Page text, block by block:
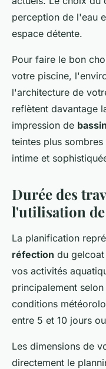
perception de l'eau
espace détente.
Pour faire le bon
votre piscine,
l'architecture de
reflètent davantage
impression de
teintes plus
intime et
Durée des
l'utilisation
La planification
réfection du
vos activités
principalement
conditions
entre 5 et 10 jours
Les dimensions de
directement le